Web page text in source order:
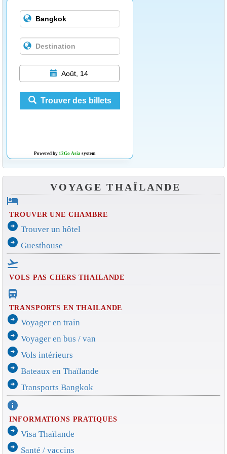
Août, 14
Trouver des billets
Powered by 12Go Asiasystem
VOYAGE THAÏLANDE
hotel
TROUVER UNE CHAMBRE
arrow_circle_right Trouver un hôtel
arrow_circle_right Guesthouse
flight_takeoff
VOLS PAS CHERS THAILANDE
directions_bus_filled
TRANSPORTS EN THAILANDE
arrow_circle_right Voyager en train
arrow_circle_right Voyager en bus / van
arrow_circle_right Vols intérieurs
arrow_circle_right Bateaux en Thaïlande
arrow_circle_right Transports Bangkok
info
INFORMATIONS PRATIQUES
arrow_circle_right Visa Thaïlande
arrow_circle_right Santé / vaccins